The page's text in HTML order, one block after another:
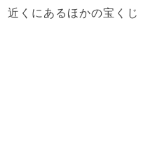
近くにあるほかの宝くじ